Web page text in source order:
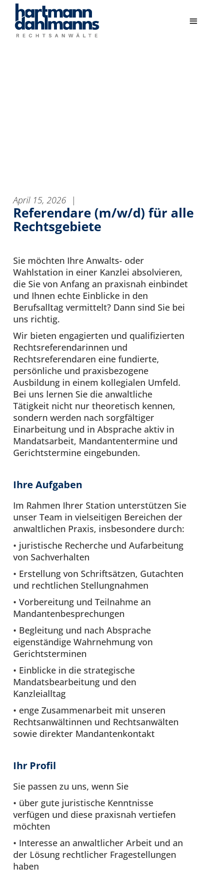
April 15, 2026 |
Referendare (m/w/d) für alle
Rechtsgebiete
Sie möchten Ihre Anwalts- oder
Wahlstation in einer Kanzlei absolvieren,
die Sie von Anfang an praxisnah einbindet
und Ihnen echte Einblicke in den
Berufsalltag vermittelt? Dann sind Sie bei
uns richtig.
Wir bieten engagierten und qualifizierten
Rechtsreferendarinnen und
Rechtsreferendaren eine fundierte,
persönliche und praxisbezogene
Ausbildung in einem kollegialen Umfeld.
Bei uns lernen Sie die anwaltliche
Tätigkeit nicht nur theoretisch kennen,
sondern werden nach sorgfältiger
Einarbeitung und in Absprache aktiv in
Mandatsarbeit, Mandantentermine und
Gerichtstermine eingebunden.
Ihre Aufgaben
Im Rahmen Ihrer Station unterstützen Sie
unser Team in vielseitigen Bereichen der
anwaltlichen Praxis, insbesondere durch:
• juristische Recherche und Aufarbeitung
von Sachverhalten
• Erstellung von Schriftsätzen, Gutachten
und rechtlichen Stellungnahmen
• Vorbereitung und Teilnahme an
Mandantenbesprechungen
• Begleitung und nach Absprache
eigenständige Wahrnehmung von
Gerichtsterminen
• Einblicke in die strategische
Mandatsbearbeitung und den
Kanzleialltag
• enge Zusammenarbeit mit unseren
Rechtsanwältinnen und Rechtsanwälten
sowie direkter Mandantenkontakt
Ihr Profil
Sie passen zu uns, wenn Sie
• über gute juristische Kenntnisse
verfügen und diese praxisnah vertiefen
möchten
• Interesse an anwaltlicher Arbeit und an
der Lösung rechtlicher Fragestellungen
haben